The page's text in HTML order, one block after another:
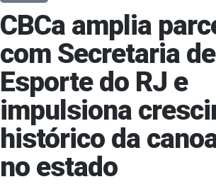
CBCa amplia
com Secretaria de
Esporte do RJ e
impulsiona
histórico da
no estado